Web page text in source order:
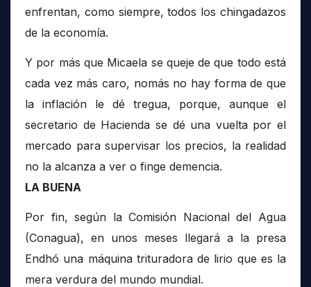
enfrentan, como siempre, todos los chingadazos
de la economía.
Y por más que Micaela se queje de que todo está
cada vez más caro, nomás no hay forma de que
la inflación le dé tregua, porque, aunque el
secretario de Hacienda se dé una vuelta por el
mercado para supervisar los precios, la realidad
no la alcanza a ver o finge demencia.
LA BUENA
Por fin, según la Comisión Nacional del Agua
(Conagua), en unos meses llegará a la presa
Endhó una máquina trituradora de lirio que es la
mera verdura del mundo mundial.